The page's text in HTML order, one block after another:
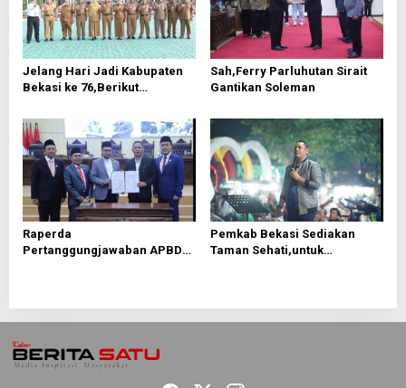
o
s
Jelang Hari Jadi Kabupaten
Bekasi ke 76,Berikut
Sah,Ferry Parluhutan Sirait
Gantikan Soleman
Raperda
Pertanggungjawaban APBD
Pemkab Bekasi Sediakan
Taman Sehati,untuk